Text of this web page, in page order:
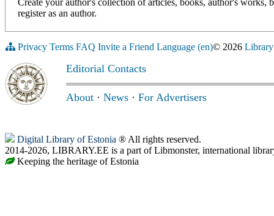
Create your author's collection of articles, books, author's
register as an author.
Privacy Terms FAQ Invite a Friend Language (en)© 2026
Editorial Contacts
About · News · For Advertisers
Digital Library of Estonia ® All rights reserved.
2014-2026, LIBRARY.EE is a part of Libmonster, international
Keeping the heritage of Estonia